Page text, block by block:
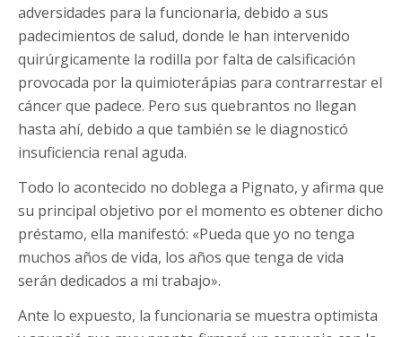
adversidades para la funcionaria, debido a sus
padecimientos de salud, donde le han intervenido
quirúrgicamente la rodilla por falta de calsificación
provocada por la quimioterápias para contrarrestar el
cáncer que padece. Pero sus quebrantos no llegan
hasta ahí, debido a que también se le diagnosticó
insuficiencia renal aguda.
Todo lo acontecido no doblega a Pignato, y afirma que
su principal objetivo por el momento es obtener dicho
préstamo, ella manifestó: «Pueda que yo no tenga
muchos años de vida, los años que tenga de vida
serán dedicados a mi trabajo».
Ante lo expuesto, la funcionaria se muestra optimista